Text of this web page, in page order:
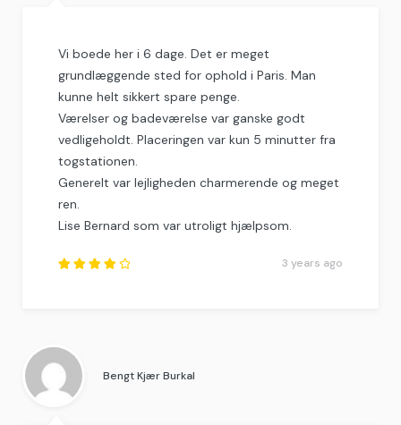
Vi boede her i 6 dage. Det er meget
grundlæggende sted for ophold i Paris. Man
kunne helt sikkert spare penge.
Værelser og badeværelse var ganske godt
vedligeholdt. Placeringen var kun 5 minutter fra
togstationen.
Generelt var lejligheden charmerende og meget
ren.
Lise Bernard som var utroligt hjælpsom.
out of
5
3 years ago
Bengt Kjær Burkal